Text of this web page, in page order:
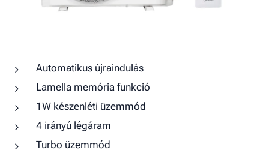
Automatikus újraindulás
Lamella memória funkció
1W készenléti üzemmód
4 irányú légáram
Turbo üzemmód